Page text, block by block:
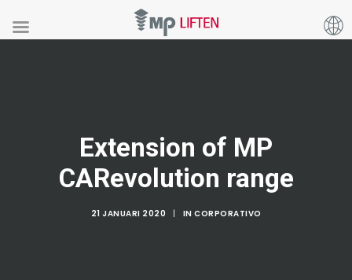
Extension of MP
CARevolution range
21 JANUARI 2020 | IN CORPORATIVO